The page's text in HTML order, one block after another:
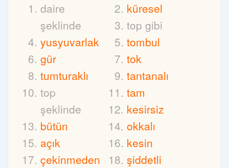
daire
şeklinde
küresel
top gibi
yusyuvarlak
tombul
gür
tok
tumturaklı
tantanalı
top
şeklinde
tam
kesirsiz
bütün
okkalı
açık
kesin
çekinmeden
şiddetli